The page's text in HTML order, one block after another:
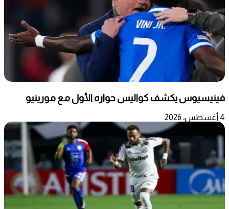
فينيسيوس يكشف كواليس حواره الأول مع مورينيو
4 أغسطس، 2026